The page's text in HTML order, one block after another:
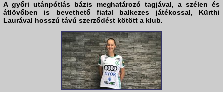
A győri utánpótlás bázis meghatározó tagjával, a szélen és
átlövőben is bevethető fiatal balkezes játékossal, Kürthi
Laurával hosszú távú szerződést kötött a klub.